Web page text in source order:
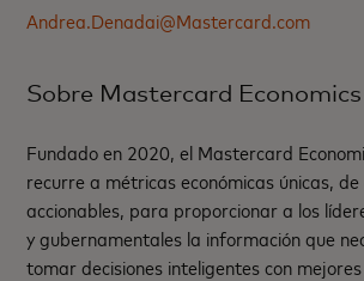
Andrea.Denadai@Mastercard.com
Sobre Mastercard
Fundado en 2020, el Mastercard
recurre a métricas económicas únicas,
accionables, para proporcionar a los
y gubernamentales la información que
tomar decisiones inteligentes con